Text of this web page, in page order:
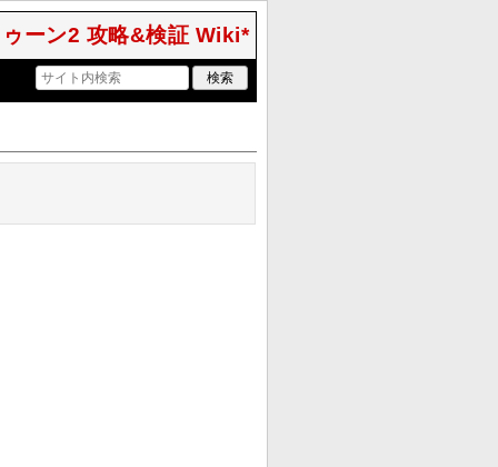
ーン2 攻略&検証 Wiki*